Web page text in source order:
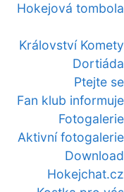
Hokejová tombola
Království Komety
Dortiáda
Ptejte se
Fan klub informuje
Fotogalerie
Aktivní fotogalerie
Download
Hokejchat.cz